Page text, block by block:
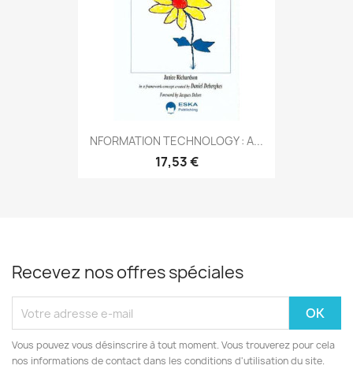
NFORMATION TECHNOLOGY : A...
17,53 €
Recevez nos offres spéciales
Vous pouvez vous désinscrire à tout moment. Vous trouverez pour cela
nos informations de contact dans les conditions d'utilisation du site.